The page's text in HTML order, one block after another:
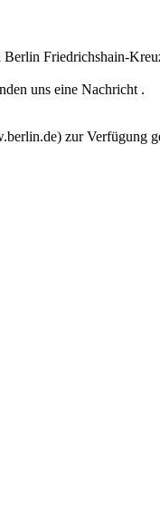
Friedrichshain-
uns eine Nachricht .
zur Verfügung